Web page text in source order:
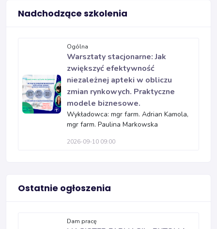
Nadchodzące szkolenia
Ogólna
Warsztaty stacjonarne: Jak
zwiększyć efektywność
niezależnej apteki w obliczu
zmian rynkowych. Praktyczne
modele biznesowe.
Wykładowca: mgr farm. Adrian Kamola,
mgr farm. Paulina Markowska
2026-09-10 09:00
Ostatnie ogłoszenia
Dam pracę